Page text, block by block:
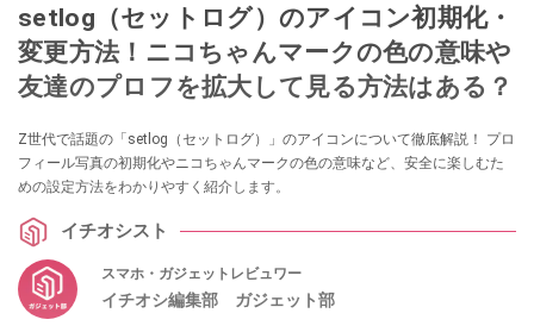
setlog（セットログ）のアイコン初期化・
変更方法！ニコちゃんマークの色の意味や
友達のプロフを拡大して見る方法はある？
Z世代で話題の「setlog（セットログ）」のアイコンについて徹底解説！ プロ
フィール写真の初期化やニコちゃんマークの色の意味など、安全に楽しむた
めの設定方法をわかりやすく紹介します。
イチオシスト
スマホ・ガジェットレビュワー
イチオシ編集部 ガジェット部